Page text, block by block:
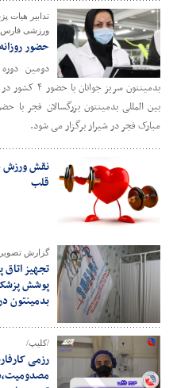
تدابیر هیات
ورزشی فارس
حضور
دومین
بدمینتون سریز
مبارک فجر در شیراز برگزار می شود.
نقش ورزش
قلب
گزارش
تجهیز
پوشش
بدمینتون
/کلیپ/
رزمی